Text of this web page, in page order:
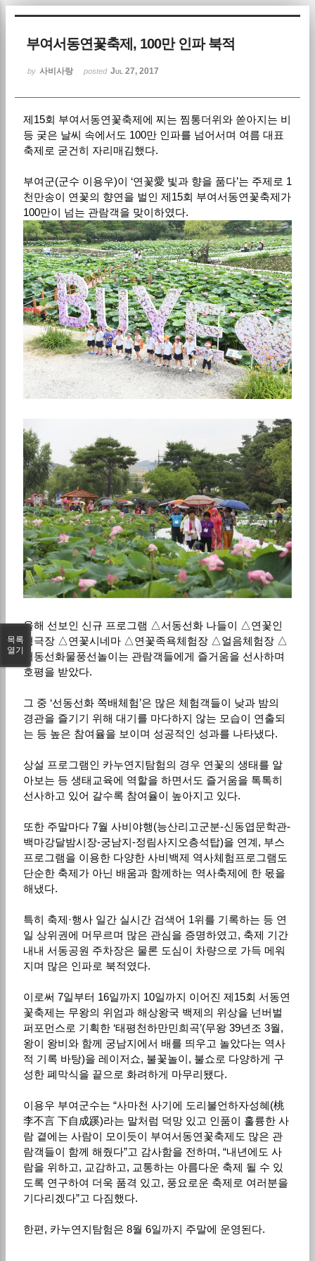
부여서동연꽃축제, 100만 인파 북적
by 사비사랑 posted Jul 27, 2017
제15회 부여서동연꽃축제에 찌는 찜통더위와 쏟아지는 비
등 궂은 날씨 속에서도 100만 인파를 넘어서며 여름 대표
축제로 굳건히 자리매김했다.
부여군(군수 이용우)이 ‘연꽃愛 빛과 향을 품다’는 주제로 1
천만송이 연꽃의 향연을 벌인 제15회 부여서동연꽃축제가
100만이 넘는 관람객을 맞이하였다.
올해 선보인 신규 프로그램 △서동선화 나들이 △연꽃인
형극장 △연꽃시네마 △연꽃족욕체험장 △얼음체험장 △
서동선화물풍선놀이는 관람객들에게 즐거움을 선사하며
호평을 받았다.
그 중 ‘선동선화 쪽배체험’은 많은 체험객들이 낮과 밤의
경관을 즐기기 위해 대기를 마다하지 않는 모습이 연출되
는 등 높은 참여율을 보이며 성공적인 성과를 나타냈다.
상설 프로그램인 카누연지탐험의 경우 연꽃의 생태를 알
아보는 등 생태교육에 역할을 하면서도 즐거움을 톡톡히
선사하고 있어 갈수록 참여율이 높아지고 있다.
또한 주말마다 7월 사비야행(능산리고군분-신동엽문학관-
백마강달밤시장-궁남지-정림사지오층석탑)을 연계, 부스
프로그램을 이용한 다양한 사비백제 역사체험프로그램도
단순한 축제가 아닌 배움과 함께하는 역사축제에 한 몫을
해냈다.
특히 축제·행사 일간 실시간 검색어 1위를 기록하는 등 연
일 상위권에 머무르며 많은 관심을 증명하였고, 축제 기간
내내 서동공원 주차장은 물론 도심이 차량으로 가득 메워
지며 많은 인파로 북적였다.
이로써 7일부터 16일까지 10일까지 이어진 제15회 서동연
꽃축제는 무왕의 위엄과 해상왕국 백제의 위상을 넌버벌
퍼포먼스로 기획한 ‘태평천하만민희곡’(무왕 39년조 3월,
왕이 왕비와 함께 궁남지에서 배를 띄우고 놀았다는 역사
적 기록 바탕)을 레이저쇼, 불꽃놀이, 불쇼로 다양하게 구
성한 폐막식을 끝으로 화려하게 마무리됐다.
이용우 부여군수는 “사마천 사기에 도리불언하자성혜(桃
李不言 下自成蹊)라는 말처럼 덕망 있고 인품이 훌륭한 사
람 곁에는 사람이 모이듯이 부여서동연꽃축제도 많은 관
람객들이 함께 해줬다”고 감사함을 전하며, “내년에도 사
람을 위하고, 교감하고, 교통하는 아름다운 축제 될 수 있
도록 연구하여 더욱 품격 있고, 풍요로운 축제로 여러분을
기다리겠다”고 다짐했다.
한편, 카누연지탐험은 8월 6일까지 주말에 운영된다.
목록
열기
Sketchbook5, 스케치북5
Sketchbook5, 스케치북5